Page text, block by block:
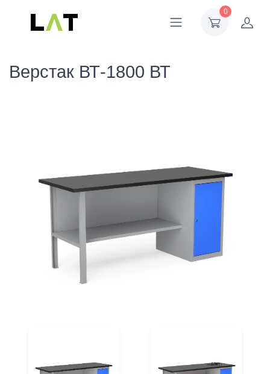
0
Верстак ВТ-1800 ВТ